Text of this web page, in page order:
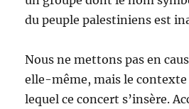
du peuple palestiniens est
Nous ne mettons pas en
elle-même, mais le
lequel ce concert s’insère.